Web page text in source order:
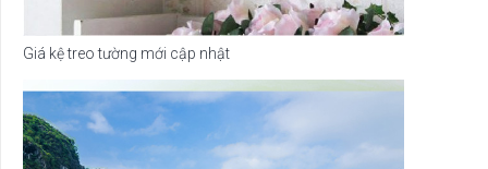
Giá kệ treo tường mới cập nhật